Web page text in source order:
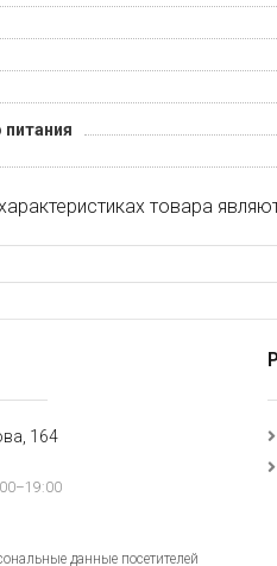
питания
товара
164
данные посетителей